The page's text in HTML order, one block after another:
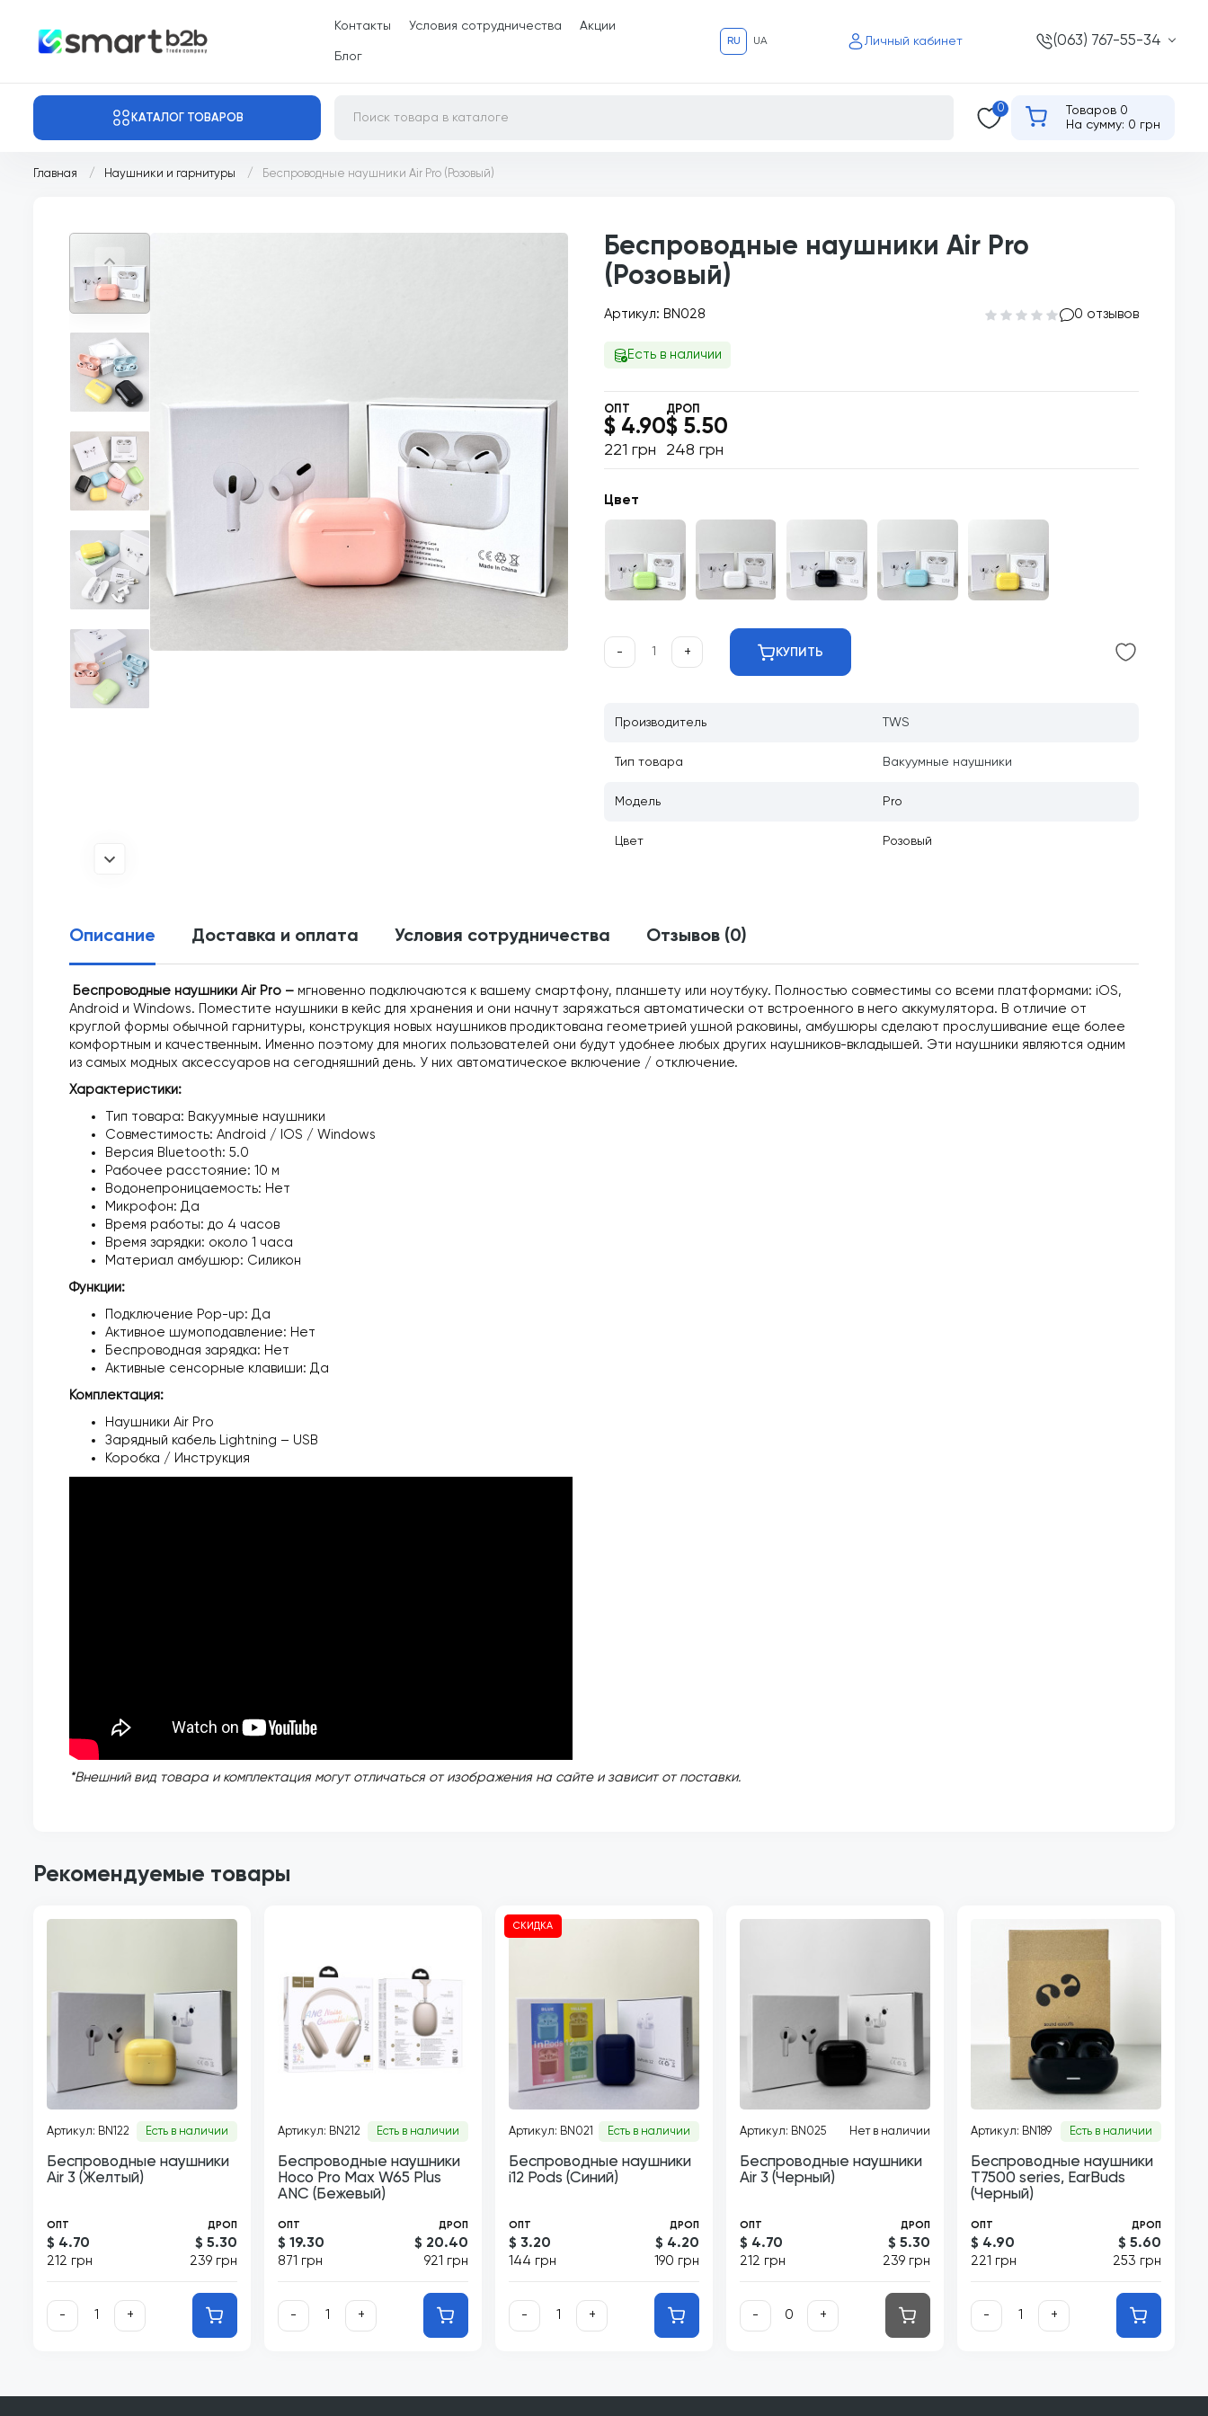
Контакты Условия сотрудничества Акции
Блог
RU UA Личный кабинет (063) 767-55-34
КАТАЛОГ ТОВАРОВ
0
Товаров 0
На сумму: 0 грн
Главная Наушники и гарнитуры Беспроводные наушники Air Pro (Розовый)
Беспроводные наушники Air Pro
(Розовый)
Артикул: BN028 0 отзывов
Есть в наличии
ОПТ
$ 4.90
221 грн
ДРОП
$ 5.50
248 грн
Цвет
- + КУПИТЬ
Производитель TWS
Тип товара Вакуумные наушники
Модель Pro
Цвет Розовый
Описание Доставка и оплата Условия сотрудничества Отзывов (0)
Беспроводные наушники Air Pro – мгновенно подключаются к вашему смартфону, планшету или ноутбуку. Полностью совместимы со всеми платформами: iOS,
Android и Windows. Поместите наушники в кейс для хранения и они начнут заряжаться автоматически от встроенного в него аккумулятора. В отличие от
круглой формы обычной гарнитуры, конструкция новых наушников продиктована геометрией ушной раковины, амбушюры сделают прослушивание еще более
комфортным и качественным. Именно поэтому для многих пользователей они будут удобнее любых других наушников-вкладышей. Эти наушники являются одним
из самых модных аксессуаров на сегодняшний день. У них автоматическое включение / отключение.
Характеристики:
Тип товара: Вакуумные наушники
Совместимость: Android / IOS / Windows
Версия Bluetooth: 5.0
Рабочее расстояние: 10 м
Водонепроницаемость: Нет
Микрофон: Да
Время работы: до 4 часов
Время зарядки: около 1 часа
Материал амбушюр: Силикон
Функции:
Подключение Pop-up: Да
Активное шумоподавление: Нет
Беспроводная зарядка: Нет
Активные сенсорные клавиши: Да
Комплектация:
Наушники Air Pro
Зарядный кабель Lightning – USB
Коробка / Инструкция
*Внешний вид товара и комплектация могут отличаться от изображения на сайте и зависит от поставки.
Рекомендуемые товары
Артикул: BN122 Есть в наличии
Беспроводные наушники
Air 3 (Желтый)
ОПТ
$ 4.70
212 грн
ДРОП
$ 5.30
239 грн
- +
Артикул: BN212 Есть в наличии
Беспроводные наушники
Hoco Pro Max W65 Plus
ANC (Бежевый)
ОПТ
$ 19.30
871 грн
ДРОП
$ 20.40
921 грн
- +
СКИДКА
Артикул: BN021 Есть в наличии
Беспроводные наушники
i12 Pods (Синий)
ОПТ
$ 3.20
144 грн
ДРОП
$ 4.20
190 грн
- +
Артикул: BN025 Нет в наличии
Беспроводные наушники
Air 3 (Черный)
ОПТ
$ 4.70
212 грн
ДРОП
$ 5.30
239 грн
- +
Артикул: BN189 Есть в наличии
Беспроводные наушники
T7500 series, EarBuds
(Черный)
ОПТ
$ 4.90
221 грн
ДРОП
$ 5.60
253 грн
- +